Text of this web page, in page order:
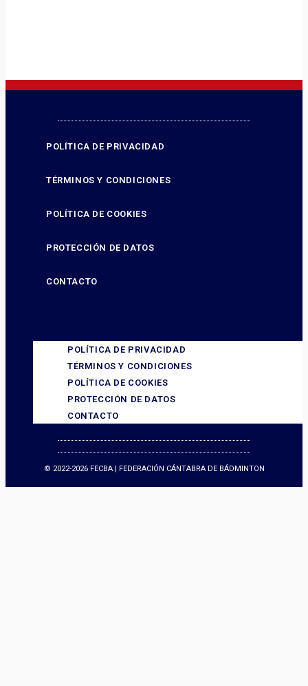
POLÍTICA DE PRIVACIDAD
TÉRMINOS Y CONDICIONES
POLÍTICA DE COOKIES
PROTECCIÓN DE DATOS
CONTACTO
POLÍTICA DE PRIVACIDAD
TÉRMINOS Y CONDICIONES
POLÍTICA DE COOKIES
PROTECCIÓN DE DATOS
CONTACTO
© 2022-2026 FECBA | FEDERACIÓN CÁNTABRA DE BÁDMINTON